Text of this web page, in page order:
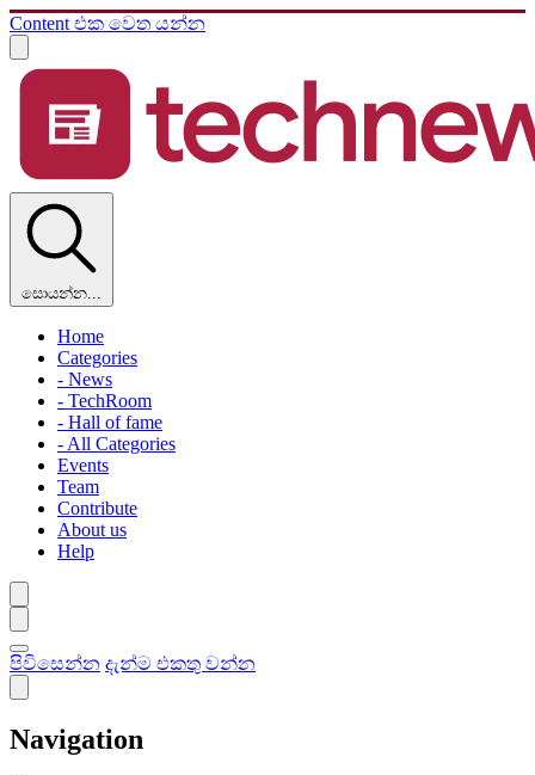
Content එක වෙත යන්න
සොයන්න...
Home
Categories
- News
- TechRoom
- Hall of fame
- All Categories
Events
Team
Contribute
About us
Help
පිවිසෙන්න දැන්ම එකතු වන්න
Navigation